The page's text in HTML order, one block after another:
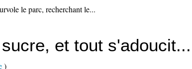
le parc, recherchant le...
et tout s'adoucit...
)